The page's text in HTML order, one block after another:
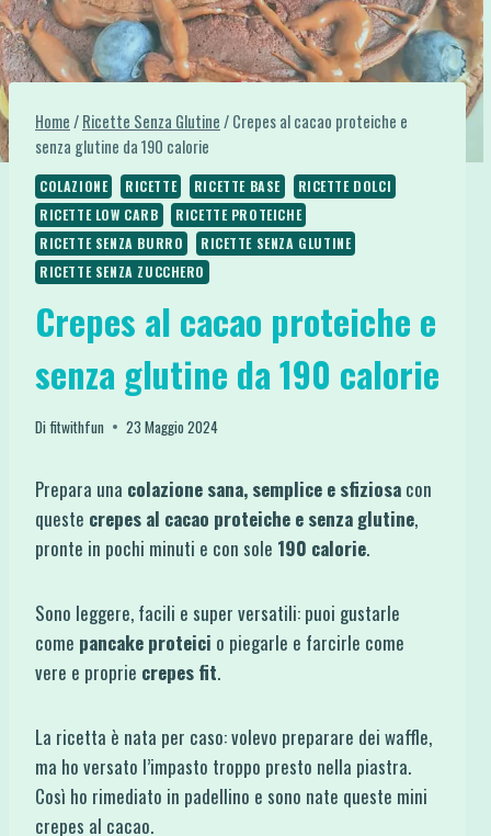
Home/Ricette Senza Glutine/Crepes al cacao proteiche e
senza glutine da 190 calorie
COLAZIONE RICETTE RICETTE BASE
RICETTE DOLCI
RICETTE LOW CARB
RICETTE PROTEICHE
RICETTE SENZA BURRO
RICETTE SENZA GLUTINE
RICETTE SENZA ZUCCHERO
Crepes al cacao proteiche e
senza glutine da 190 calorie
Difitwithfun 23 Maggio 2024
Prepara una colazione sana, semplice e sfiziosa con
queste crepes al cacao proteiche e senza glutine,
pronte in pochi minuti e con sole 190 calorie.
Sono leggere, facili e super versatili: puoi gustarle
come pancake proteici o piegarle e farcirle come
vere e proprie crepes fit.
La ricetta è nata per caso: volevo preparare dei waffle,
ma ho versato l’impasto troppo presto nella piastra.
Così ho rimediato in padellino e sono nate queste mini
crepes al cacao.